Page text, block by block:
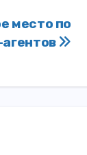
место по